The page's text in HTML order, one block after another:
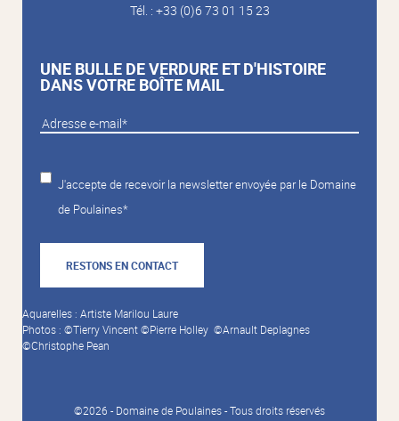
Tél. : +33 (0)6 73 01 15 23
UNE BULLE DE VERDURE ET D'HISTOIRE
DANS VOTRE BOÎTE MAIL
J'accepte de recevoir la newsletter envoyée par le Domaine
de Poulaines*
RESTONS EN CONTACT
Aquarelles : Artiste Marilou Laure
Photos : ©Tierry Vincent ©Pierre Holley ©Arnault Deplagnes
©Christophe Pean
©2026 - Domaine de Poulaines - Tous droits réservés